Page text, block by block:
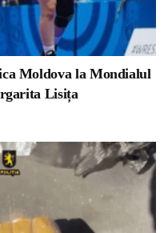
Moldova la Mondialul
Lisița